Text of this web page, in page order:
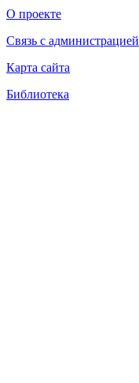
О проекте
Связь с администрацией
Карта сайта
Библиотека